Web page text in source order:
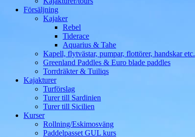
Försäljning
Kajaker
Rebel
Tiderace
Aquarius & Tahe
Kapell, flytvästar, pumpar, flottörer, handskar etc.
Greenland Paddles & Euro blade paddles
Torrdräkter & Tuiliqs
Kajakturer
Turförslag
Turer till Sardinien
Turer till Sicilien
Kurser
Rollning/Eskimosväng
Paddelpasset GUL kurs